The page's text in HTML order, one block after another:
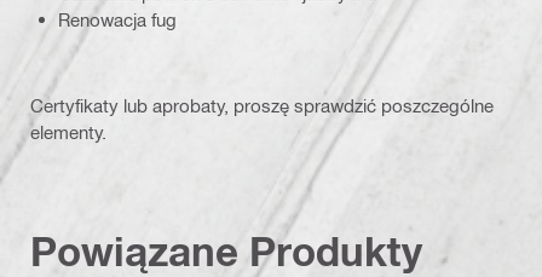
Renowacja fug
Certyfikaty lub aprobaty, proszę sprawdzić poszczególne
elementy.
Powiązane Produkty